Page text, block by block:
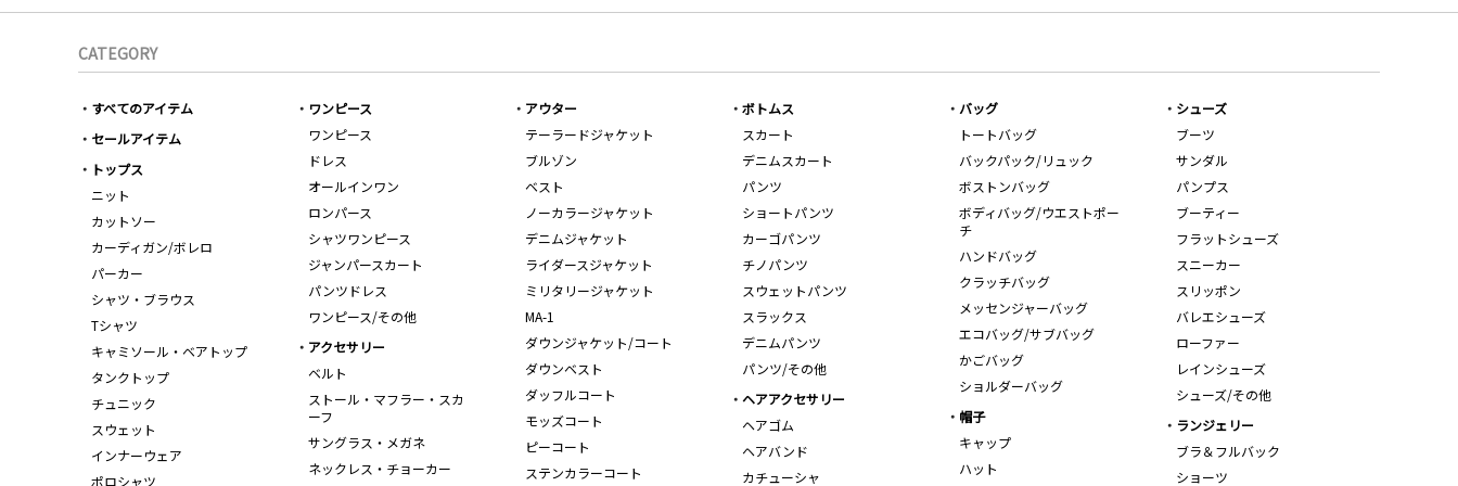
CATEGORY
すべてのアイテム
セールアイテム
トップス
ニット
カットソー
カーディガン/ボレロ
パーカー
シャツ・ブラウス
Tシャツ
キャミソール・ベアトップ
タンクトップ
チュニック
スウェット
インナーウェア
ポロシャツ
ワンピース
ワンピース
ドレス
オールインワン
ロンパース
シャツワンピース
ジャンパースカート
パンツドレス
ワンピース/その他
アウター
テーラードジャケット
ブルゾン
ベスト
ノーカラージャケット
デニムジャケット
ライダースジャケット
ミリタリージャケット
MA-1
ダウンジャケット/コート
ダウンベスト
ダッフルコート
モッズコート
ピーコート
ステンカラーコート
ボトムス
スカート
デニムスカート
パンツ
ショートパンツ
カーゴパンツ
チノパンツ
スウェットパンツ
スラックス
デニムパンツ
パンツ/その他
バッグ
トートバッグ
バックパック/リュック
ボストンバッグ
ボディバッグ/ウエストポー
チ
ハンドバッグ
クラッチバッグ
メッセンジャーバッグ
エコバッグ/サブバッグ
かごバッグ
ショルダーバッグ
シューズ
ブーツ
サンダル
パンプス
ブーティー
フラットシューズ
スニーカー
スリッポン
バレエシューズ
ローファー
レインシューズ
シューズ/その他
アクセサリー
ベルト
ストール・マフラー・スカ
ーフ
サングラス・メガネ
ネックレス・チョーカー
ヘアアクセサリー
ヘアゴム
ヘアバンド
カチューシャ
帽子
キャップ
ハット
ランジェリー
ブラ＆フルバック
ショーツ